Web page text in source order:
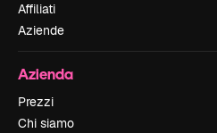
Affiliati
Aziende
Azienda
Prezzi
Chi siamo